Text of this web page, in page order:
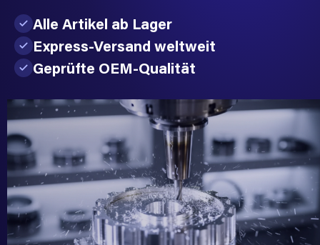
Alle Artikel ab Lager
Express-Versand weltweit
Geprüfte OEM-Qualität